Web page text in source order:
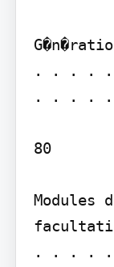
. . . .
. . . .
80
Modules
. . . .